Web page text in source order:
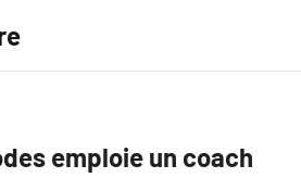
emploie un coach